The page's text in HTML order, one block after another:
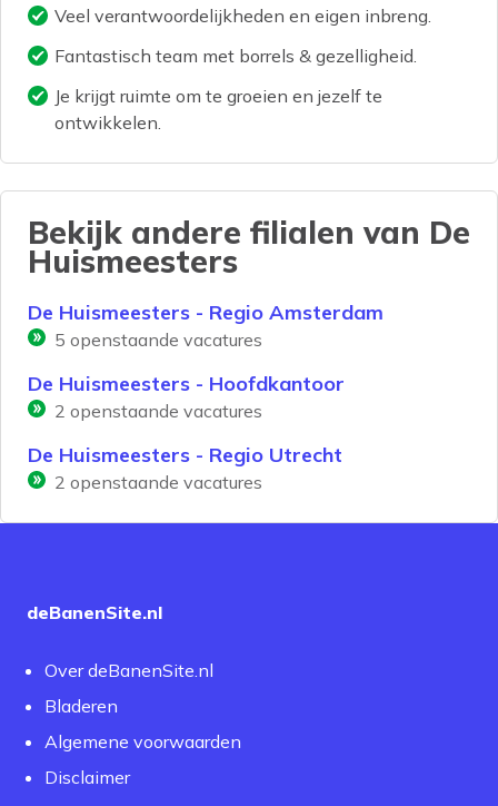
Veel verantwoordelijkheden en eigen inbreng.
Fantastisch team met borrels & gezelligheid.
Je krijgt ruimte om te groeien en jezelf te
ontwikkelen.
Bekijk andere filialen van De
Huismeesters
De Huismeesters - Regio Amsterdam
5 openstaande vacatures
De Huismeesters - Hoofdkantoor
2 openstaande vacatures
De Huismeesters - Regio Utrecht
2 openstaande vacatures
deBanenSite.nl
Over deBanenSite.nl
Bladeren
Algemene voorwaarden
Disclaimer